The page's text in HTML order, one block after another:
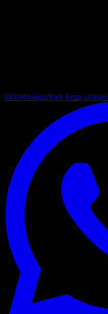
WhatsApp'tan bize ulaşın